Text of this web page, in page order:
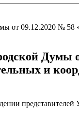
от 09.12.2020 № 58
Думы
и
представителей